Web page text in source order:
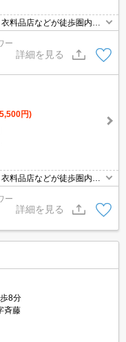
料品店などが徒歩圏内に
お気軽にお問い合わせく
ー
詳細を見る
円)
料品店などが徒歩圏内に
トロック・ホームセキュ
お気軽にお問い合わせく
ー
詳細を見る
8分
斉藤